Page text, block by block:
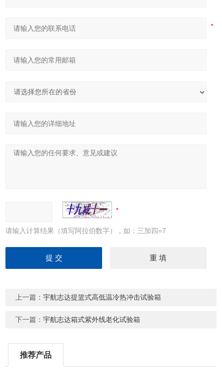
请输入计算结果（填写阿拉伯数字），如：三加四=7
上一篇：宇航志达提篮式高低温冷热冲击试验箱
下一篇：宇航志达箱式紫外线老化试验箱
推荐产品